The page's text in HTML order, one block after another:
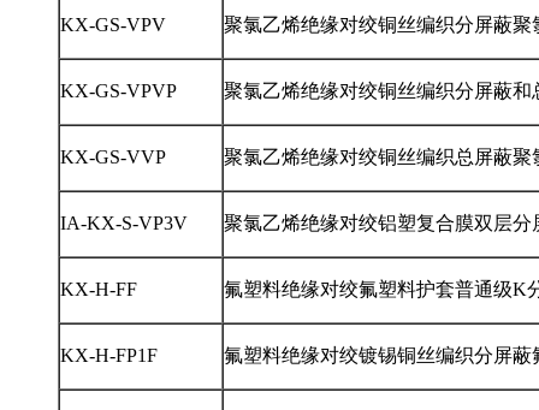
KX-GS-VPV 聚氯乙烯绝缘对绞铜丝编织分屏蔽
KX-GS-VPVP 聚氯乙烯绝缘对绞铜丝编织分屏蔽
KX-GS-VVP 聚氯乙烯绝缘对绞铜丝编织总屏蔽
IA-KX-S-VP3V 聚氯乙烯绝缘对绞铝塑复合膜双层
KX-H-FF 氟塑料绝缘对绞氟塑料护套普通级K
KX-H-FP1F 氟塑料绝缘对绞镀锡铜丝编织分屏